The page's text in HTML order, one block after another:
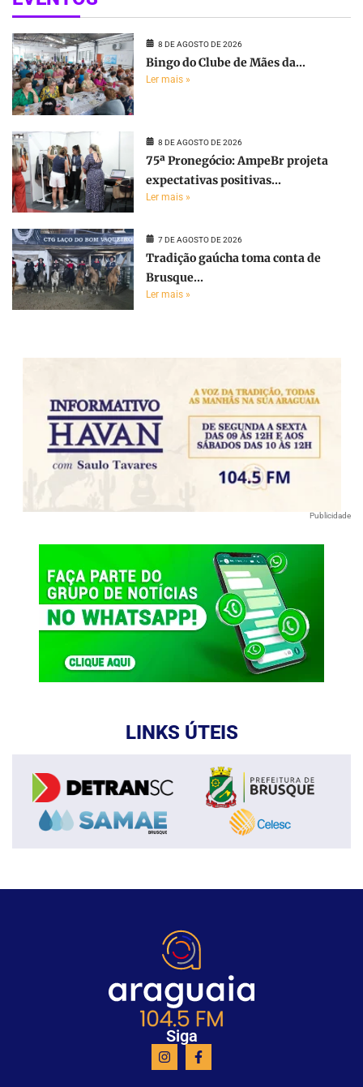
8 DE AGOSTO DE 2026
Bingo do Clube de Mães da...
Ler mais »
8 DE AGOSTO DE 2026
75ª Pronegócio: AmpeBr projeta
expectativas positivas...
Ler mais »
7 DE AGOSTO DE 2026
Tradição gaúcha toma conta de
Brusque...
Ler mais »
Publicidade
LINKS ÚTEIS
Siga